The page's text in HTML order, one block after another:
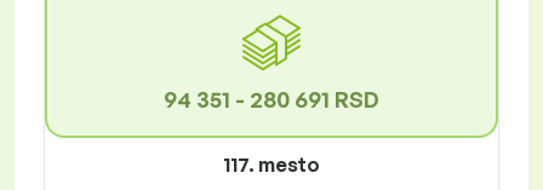
94 351 - 280 691 RSD
117. mesto